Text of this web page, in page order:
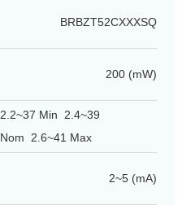
BRBZT52CXXXSQ
200 (mW)
2.2~37 Min 2.4~39
Nom 2.6~41 Max
2~5 (mA)